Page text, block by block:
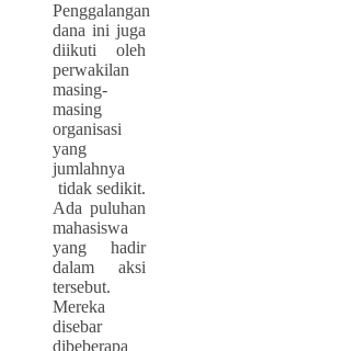
Penggalangan
dana ini juga
diikuti oleh
perwakilan
masing-
masing
organisasi
yang
jumlahnya
tidak sedikit.
Ada puluhan
mahasiswa
yang hadir
dalam aksi
tersebut.
Mereka
disebar
dibeberapa